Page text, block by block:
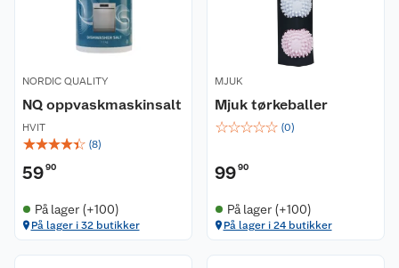
NORDIC QUALITY
NQ oppvaskmaskinsalt
HVIT
☆☆☆☆☆ (8)
5990
På lager (+100)
På lager i 32 butikker
MJUK
Mjuk tørkeballer
☆☆☆☆☆ (0)
9990
På lager (+100)
På lager i 24 butikker